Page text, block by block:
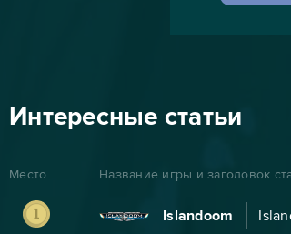
Интересные статьи
Место Название игры и заголовок
Islandoom